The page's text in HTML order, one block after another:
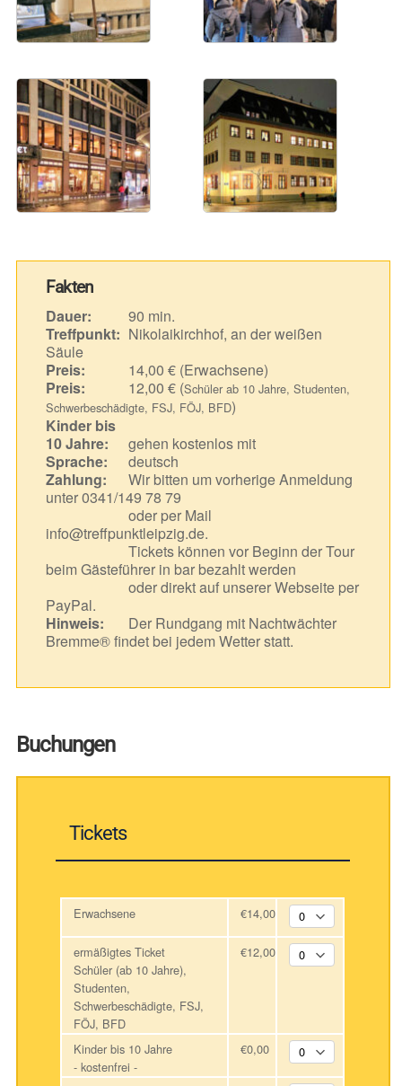
Fakten
Dauer:
90 min.
Treffpunkt: Nikolaikirchhof, an der weißen
Säule
Preis:
14,00 € (Erwachsene)
Preis:
12,00 € (Schüler ab 10 Jahre, Studenten,
Schwerbeschädigte, FSJ, FÖJ, BFD)
Kinder bis
10 Jahre:
gehen kostenlos mit
Sprache:
deutsch
Zahlung:
Wir bitten um vorherige Anmeldung
unter 0341/149 78 79
oder per Mail
info@treffpunktleipzig.de.
Tickets können vor Beginn der Tour
beim Gästeführer in bar bezahlt werden
oder direkt auf unserer Webseite per
PayPal.
Hinweis:
Der Rundgang mit Nachtwächter
Bremme® findet bei jedem Wetter statt.
Buchungen
Tickets
Erwachsene €14,00
ermäßigtes Ticket
Schüler (ab 10 Jahre),
Studenten,
Schwerbeschädigte, FSJ,
FÖJ, BFD
€12,00
Kinder bis 10 Jahre
- kostenfrei -
€0,00